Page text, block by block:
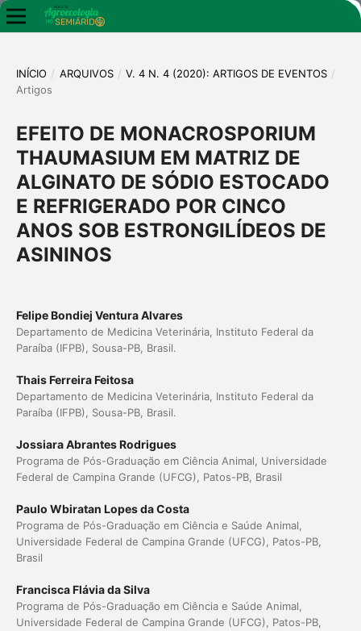
INÍCIO / ARQUIVOS / V. 4 N. 4 (2020): ARTIGOS DE EVENTOS /
Artigos
EFEITO DE MONACROSPORIUM
THAUMASIUM EM MATRIZ DE
ALGINATO DE SÓDIO ESTOCADO
E REFRIGERADO POR CINCO
ANOS SOB ESTRONGILÍDEOS DE
ASININOS
Felipe Bondiej Ventura Alvares
Departamento de Medicina Veterinária, Instituto Federal da
Paraíba (IFPB), Sousa-PB, Brasil.
Thais Ferreira Feitosa
Departamento de Medicina Veterinária, Instituto Federal da
Paraíba (IFPB), Sousa-PB, Brasil.
Jossiara Abrantes Rodrigues
Programa de Pós-Graduação em Ciência Animal, Universidade
Federal de Campina Grande (UFCG), Patos-PB, Brasil
Paulo Wbiratan Lopes da Costa
Programa de Pós-Graduação em Ciência e Saúde Animal,
Universidade Federal de Campina Grande (UFCG), Patos-PB,
Brasil
Francisca Flávia da Silva
Programa de Pós-Graduação em Ciência e Saúde Animal,
Universidade Federal de Campina Grande (UFCG), Patos-PB,